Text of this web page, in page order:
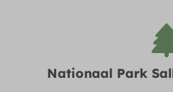
Nationaal Park